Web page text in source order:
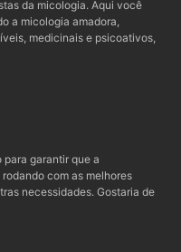
da micologia. Aqui você
a micologia amadora,
medicinais e psicoativos,
para garantir que a
com as melhores
necessidades. Gostaria de